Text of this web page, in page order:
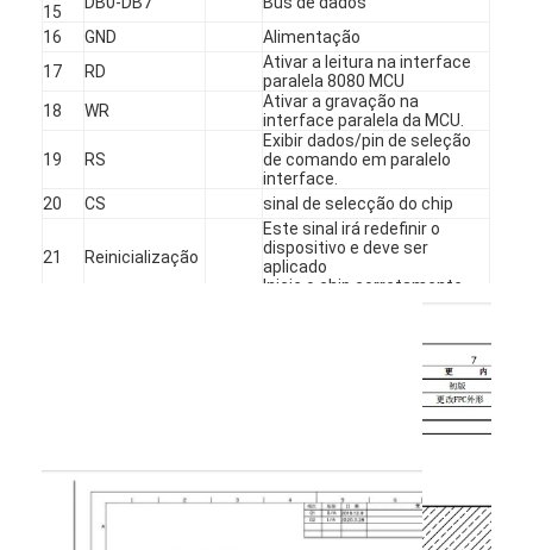
Display LCD quadrado
Exibição LCD circular
exposição de Epaper da E-tinta
TFT LCD capacitivo touchscreen
TFT LCD Resistivo touchscreen
Display Tft pequeno
15
16
GND
Alimentação
17
RD
Ativar a leitura na interface
paralela 8080 MCU
18
WR
Ativar a gravação na
interface paralela da MCU.
19 RS
Exibir dados/pin de seleção
de comando em paralelo
interface.
20
CS sinal de selecção do chip
21 Reinicialização
Este sinal irá redefinir o
dispositivo e deve ser
aplicado
Inicie o chip corretamente.
Fornecimento de energia
para o sistema de E/S.